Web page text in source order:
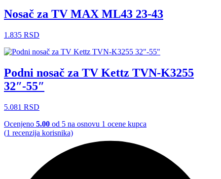
Nosač za TV MAX ML43 23-43
1.835 RSD
Podni nosač za TV Kettz TVN-K3255
32″-55″
5.081 RSD
Ocenjeno 5.00 od 5 na osnovu 1 ocene kupca
(1 recenzija korisnika)